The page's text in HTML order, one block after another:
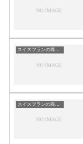
スイスフランの両替目安
スイスフランの両替目安